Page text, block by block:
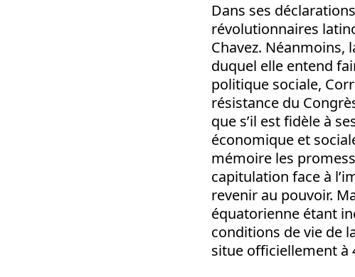
Dans ses
révolutionnaires
Chavez. Néanmoins,
duquel elle entend
politique sociale,
résistance du
que s’il est fidèle à
économique et
mémoire les
capitulation face à
revenir au pouvoir.
équatorienne étant
conditions de vie de
situe officiellement à